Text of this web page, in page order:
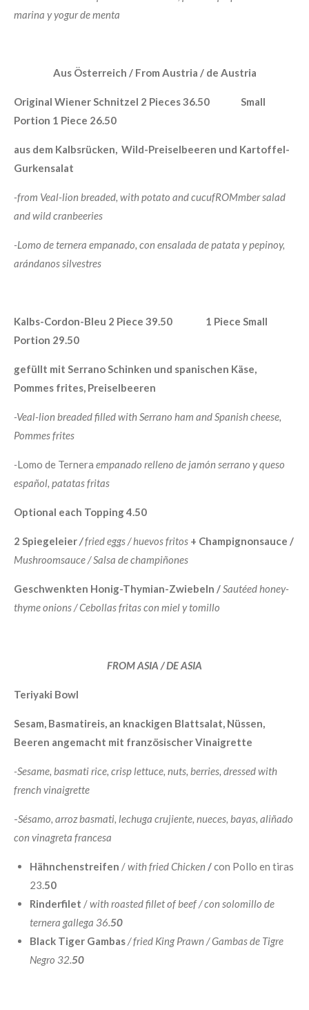
marina y yogur de menta
Aus Österreich / From Austria / de Austria
Original Wiener Schnitzel 2 Pieces 36.50 Small
Portion 1 Piece 26.50
aus dem Kalbsrücken, Wild-Preiselbeeren und Kartoffel-
Gurkensalat
-from Veal-lion breaded, with potato and cucufROMmber salad
and wild cranbeeries
-Lomo de ternera empanado, con ensalada de patata y pepinoy,
arándanos silvestres
Kalbs-Cordon-Bleu 2 Piece 39.50 1 Piece Small
Portion 29.50
gefüllt mit Serrano Schinken und spanischen Käse,
Pommes frites, Preiselbeeren
-Veal-lion breaded filled with Serrano ham and Spanish cheese,
Pommes frites
-Lomo de Ternera empanado relleno de jamón serrano y queso
español, patatas fritas
Optional each Topping 4.50
2 Spiegeleier/fried eggs / huevos fritos + Champignonsauce /
Mushroomsauce / Salsa de champiñones
Geschwenkten Honig-Thymian-Zwiebeln /Sautéed honey-
thyme onions / Cebollas fritas con miel y tomillo
FROM ASIA / DE ASIA
Teriyaki Bowl
Sesam, Basmatireis, an knackigen Blattsalat, Nüssen,
Beeren angemacht mit französischer Vinaigrette
-Sesame, basmati rice, crisp lettuce, nuts, berries, dressed with
french vinaigrette
-Sésamo, arroz basmati, lechuga crujiente, nueces, bayas, aliñado
con vinagreta francesa
Hähnchenstreifen /with fried Chicken /con Pollo en tiras
23.50
Rinderfilet /with roasted fillet of beef /con solomillo de
ternera gallega 36.50
Black Tiger Gambas/ fried King Prawn / Gambas de Tigre
Negro 32.50